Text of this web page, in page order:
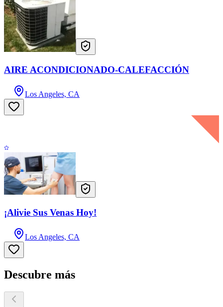
AIRE ACONDICIONADO-CALEFACCIÓN
Los Angeles, CA
¡Alivie Sus Venas Hoy!
Los Angeles, CA
Descubre más